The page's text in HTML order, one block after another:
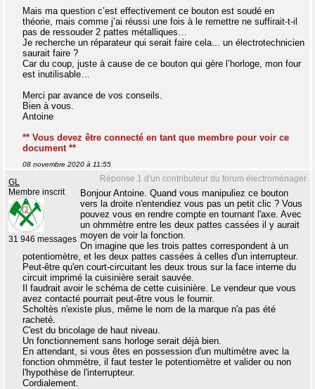
Mais ma question c’est effectivement ce bouton est soudé en
théorie, mais comme j’ai réussi une fois à le remettre ne suffirait-t-il
pas de ressouder 2 pattes métalliques…
Je recherche un réparateur qui serait faire cela... un électrotechnicien
saurait faire ?
Car du coup, juste à cause de ce bouton qui gère l’horloge, mon four
est inutilisable…
Merci par avance de vos conseils.
Bien à vous.
Antoine
** Vous devez être connecté en tant que membre pour voir ce
document **
08 novembre 2020 à 11:55
Réponse 1 d'un contributeur du forum électroménager
GL
Membre inscrit
31 946 messages
Bonjour Antoine. Quand vous manipuliez ce bouton
vers la droite n'entendiez vous pas un petit clic ? Vous
pouvez vous en rendre compte en tournant l'axe. Avec
un ohmmètre entre les deux pattes cassées il y aurait
moyen de voir la fonction.
On imagine que les trois pattes correspondent à un
potentiomètre, et les deux pattes cassées à celles d'un interrupteur.
Peut-être qu'en court-circuitant les deux trous sur la face interne du
circuit imprimé la cuisinière serait sauvée.
Il faudrait avoir le schéma de cette cuisinière. Le vendeur que vous
avez contacté pourrait peut-être vous le fournir.
Scholtès n'existe plus, même le nom de la marque n'a pas été
racheté.
C'est du bricolage de haut niveau.
Un fonctionnement sans horloge serait déjà bien.
En attendant, si vous êtes en possession d'un multimètre avec la
fonction ohmmètre, il faut tester le potentiomètre et valider ou non
l'hypothèse de l'interrupteur.
Cordialement.